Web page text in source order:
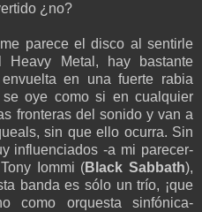
¿no?
parece el disco al sentirle
Metal, hay bastante
en una fuerte rabia
oye como si en cualquier
fronteras del sonido y van a
sin que ello ocurra. Sin
influenciados -a mi parecer-
Iommi (Black Sabbath),
banda es sólo un trío, ¡que
como orquesta sinfónica-